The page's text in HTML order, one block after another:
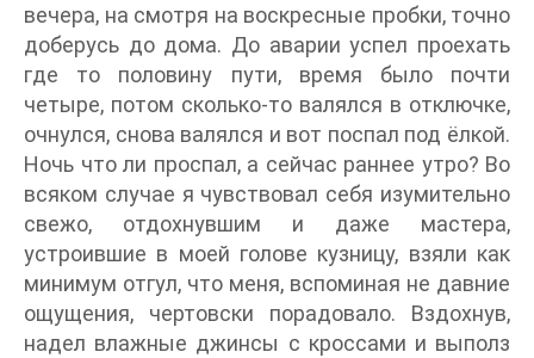
вечера, на смотря на воскресные пробки, точно
доберусь до дома. До аварии успел проехать
где то половину пути, время было почти
четыре, потом сколько-то валялся в отключке,
очнулся, снова валялся и вот поспал под ёлкой.
Ночь что ли проспал, а сейчас раннее утро? Во
всяком случае я чувствовал себя изумительно
свежо, отдохнувшим и даже мастера,
устроившие в моей голове кузницу, взяли как
минимум отгул, что меня, вспоминая не давние
ощущения, чертовски порадовало. Вздохнув,
надел влажные джинсы с кроссами и выполз